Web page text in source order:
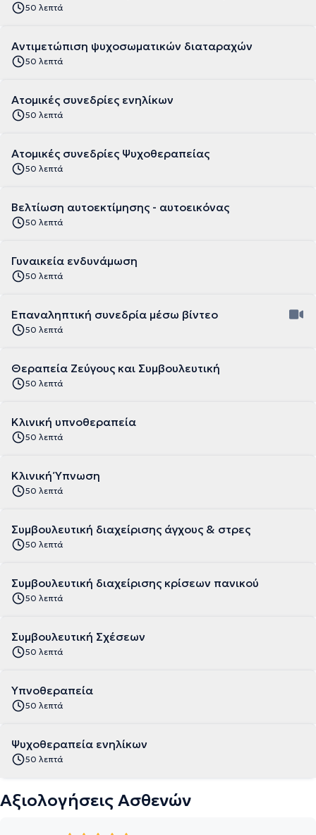
50 λεπτά
Αντιμετώπιση ψυχοσωματικών διαταραχών
50 λεπτά
Ατομικές συνεδρίες ενηλίκων
50 λεπτά
Ατομικές συνεδρίες Ψυχοθεραπείας
50 λεπτά
Βελτίωση αυτοεκτίμησης - αυτοεικόνας
50 λεπτά
Γυναικεία ενδυνάμωση
50 λεπτά
Επαναληπτική συνεδρία μέσω βίντεο
50 λεπτά
Θεραπεία Ζεύγους και Συμβουλευτική
50 λεπτά
Κλινική υπνοθεραπεία
50 λεπτά
Κλινική Ύπνωση
50 λεπτά
Συμβουλευτική διαχείρισης άγχους & στρες
50 λεπτά
Συμβουλευτική διαχείρισης κρίσεων πανικού
50 λεπτά
Συμβουλευτική Σχέσεων
50 λεπτά
Υπνοθεραπεία
50 λεπτά
Ψυχοθεραπεία ενηλίκων
50 λεπτά
Αξιολογήσεις Ασθενών